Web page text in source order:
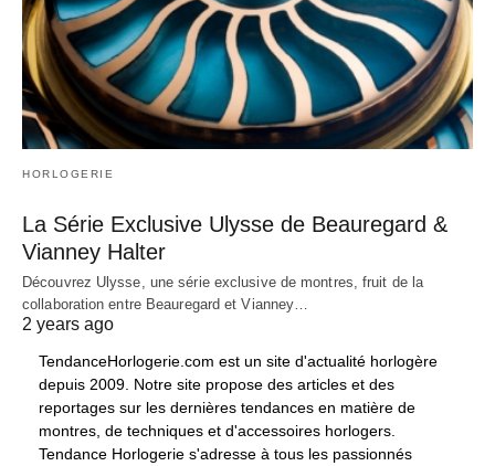
HORLOGERIE
La Série Exclusive Ulysse de Beauregard &
Vianney Halter
Découvrez Ulysse, une série exclusive de montres, fruit de la
collaboration entre Beauregard et Vianney…
2 years ago
TendanceHorlogerie.com est un site d'actualité horlogère
depuis 2009. Notre site propose des articles et des
reportages sur les dernières tendances en matière de
montres, de techniques et d'accessoires horlogers.
Tendance Horlogerie s'adresse à tous les passionnés